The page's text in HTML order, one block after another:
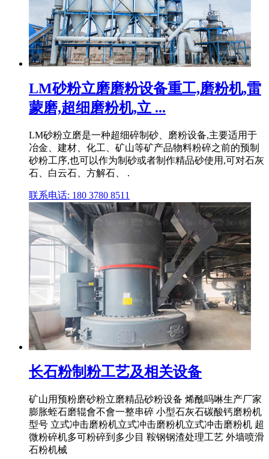
LM砂粉立磨磨粉设备重工,磨粉机,雷
蒙磨,超细磨粉机,立 ...
LM砂粉立磨是一种超细碎制砂、磨粉设备,主要适用于
冶金、建材、化工、矿山等矿产品物料粉碎之前的预制
砂粉工序,也可以作为制砂或者制作精品砂使用,可对石灰
石、白云石、方解石、 .
联系电话: 180 3780 8511
长石粉制粉工艺及相关设备
矿山用预粉磨砂粉立磨精品砂粉设备 烯酰吗啉生产厂家
膨胀蛭石磨辊會不會一整串碎 小型石灰石碳酸钙磨粉机
型号 立式冲击磨粉机立式冲击磨粉机立式冲击磨粉机 超
微粉碎机多可粉碎到多少目 鞍钢钢渣处理工艺 外墙喷滑
石粉机械